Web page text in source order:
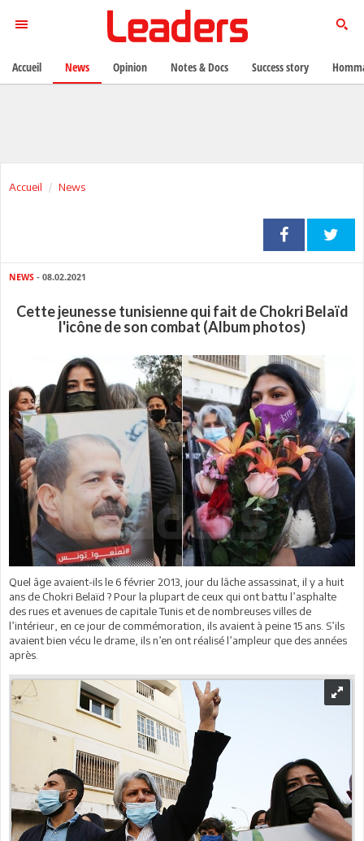
Accueil News
NEWS - 08.02.2021
Cette jeunesse tunisienne qui fait de Chokri Belaïd
l'icône de son combat (Album photos)
Quel âge avaient-ils le 6 février 2013, jour du lâche assassinat, il y a huit
ans de Chokri Belaïd ? Pour la plupart de ceux qui ont battu l’asphalte
des rues et avenues de capitale Tunis et de nombreuses villes de
l’intérieur, en ce jour de commémoration, ils avaient à peine 15 ans. S’ils
avaient bien vécu le drame, ils n’en ont réalisé l’ampleur que des années
après.
Accueil News Opinion Notes & Docs Success story